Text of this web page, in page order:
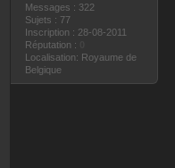
Messages : 322
Sujets : 77
Inscription : 28-08-2011
Réputation :
Localisation: Royaume de
Belgique